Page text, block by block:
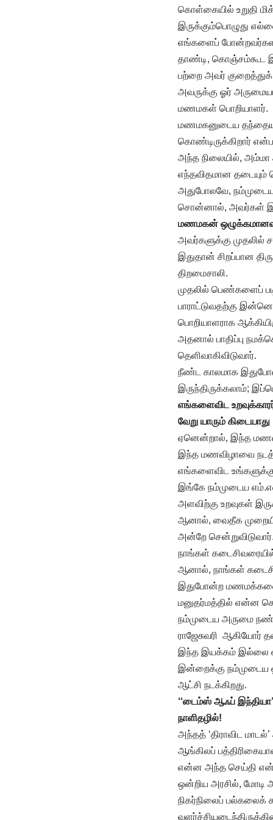
கொள்கையில் உறுதி
இருக்கும்பொழுது
எங்களைப்
தாண்டி, கொஞ்சம்கூட
பற்றை அவர்
அவருக்கு ஓர்
மணமகள் பொறியாளர்.
மணமகனுடைய
கொண்டிருக்கிறார்
அந்த நிலையில்,
எந்தவிதமான தடையும்
அதுபோலவே,
சொன்னால், அவர்கள்
மணமகன்
அவர்களுக்கு
இதுதான் சிறப்பான
திறமைசாலி.
முதலில் பெண்களைப்
பாராட்டுவதற்கு
பொறியாளராக
அதனால் பாதிப்பு
தெளிவாகிவிடுவார்.
நீண்ட காலமாக
இருந்திருக்கலாம்;
எங்களைவிட
வேறு யாரும் கிடையாது
ஏனென்றால், இந்த
இந்த மணவிழாவை
எங்களைவிட
இங்கே நம்முடைய
அளவிற்கு உறவுகள்
ஆனால், வைதீக
அன்றே
நாங்கள்
ஆனால், நாங்கள்
இதுபோன்ற மணமக்களை
மனுதர்மத்தில் என்ன
நம்முடைய அருமை
ராஜேசுவரி ஆகியோர்
இந்த இயக்கம் இல்லை
இன்றைக்கு நம்முடைய
ஆட்சி நடக்கிறது.
‘‘டைம்ஸ் ஆஃப்
நாளிதழில்!
அந்தத் ‘திராவிட
ஆங்கிலப்
என்ன அந்த செய்தி
ஒன்றிய அரசில், மோடி
நிகர்நிலைப் பல்கலைக்